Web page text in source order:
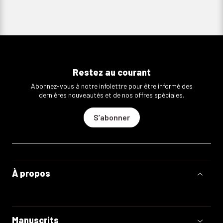
Restez au courant
Abonnez-vous à notre infolettre pour être informé des
dernières nouveautés et de nos offres spéciales.
S’abonner
À propos
Manuscrits